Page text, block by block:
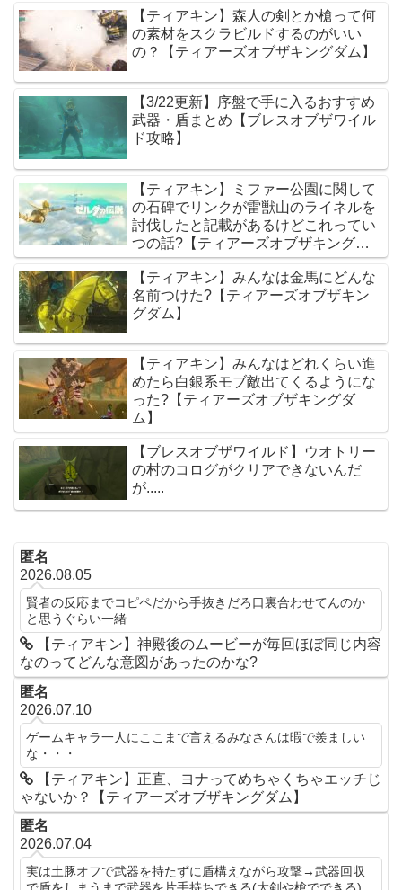
【ティアキン】森人の剣とか槍って何
の素材をスクラビルドするのがいい
の？【ティアーズオブザキングダム】
【3/22更新】序盤で手に入るおすすめ
武器・盾まとめ【ブレスオブザワイル
ド攻略】
【ティアキン】ミファー公園に関して
の石碑でリンクが雷獣山のライネルを
討伐したと記載があるけどこれってい
つの話?【ティアーズオブザキングダ
ム】
【ティアキン】みんなは金馬にどんな
名前つけた?【ティアーズオブザキン
グダム】
【ティアキン】みんなはどれくらい進
めたら白銀系モブ敵出てくるようにな
った?【ティアーズオブザキングダ
ム】
【ブレスオブザワイルド】ウオトリー
の村のコログがクリアできないんだ
が.....
匿名
2026.08.05
賢者の反応までコピペだから手抜きだろ口裏合わせてんのか
と思うぐらい一緒
【ティアキン】神殿後のムービーが毎回ほぼ同じ内容
なのってどんな意図があったのかな?
匿名
2026.07.10
ゲームキャラ一人にここまで言えるみなさんは暇で羨ましい
な・・・
【ティアキン】正直、ヨナってめちゃくちゃエッチじ
ゃないか？【ティアーズオブザキングダム】
匿名
2026.07.04
実は土豚オフで武器を持たずに盾構えながら攻撃→武器回収